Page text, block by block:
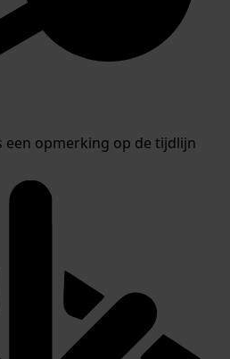
een opmerking op de tijdlijn